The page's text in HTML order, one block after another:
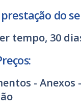
do
tempo, 30
- Anexos -